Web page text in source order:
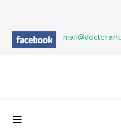
mail@doctorant